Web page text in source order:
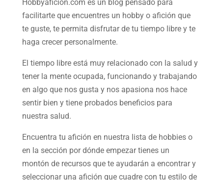
Hobbyafición.com es un blog pensado para
facilitarte que encuentres un hobby o afición que
te guste, te permita disfrutar de tu tiempo libre y te
haga crecer personalmente.
El tiempo libre está muy relacionado con la salud y
tener la mente ocupada, funcionando y trabajando
en algo que nos gusta y nos apasiona nos hace
sentir bien y tiene probados beneficios para
nuestra salud.
Encuentra tu afición en nuestra lista de hobbieso
en la sección por dónde empezar tienes un
montón de recursos que te ayudarán a encontrar y
seleccionar una afición que cuadre con tu estilo de